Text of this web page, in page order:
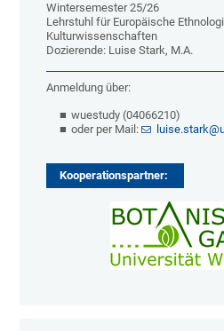
Wintersemester 25/26
Lehrstuhl für Europäische
Kulturwissenschaften
Dozierende: Luise Stark, M.A.
Anmeldung über:
wuestudy (04066210)
oder per Mail:
Kooperationspartner: